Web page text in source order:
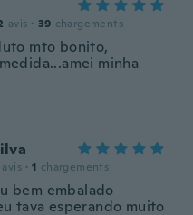
avis · 39 chargements
mto bonito,
minha
avis · 1 chargements
bem embalado
tava esperando muito